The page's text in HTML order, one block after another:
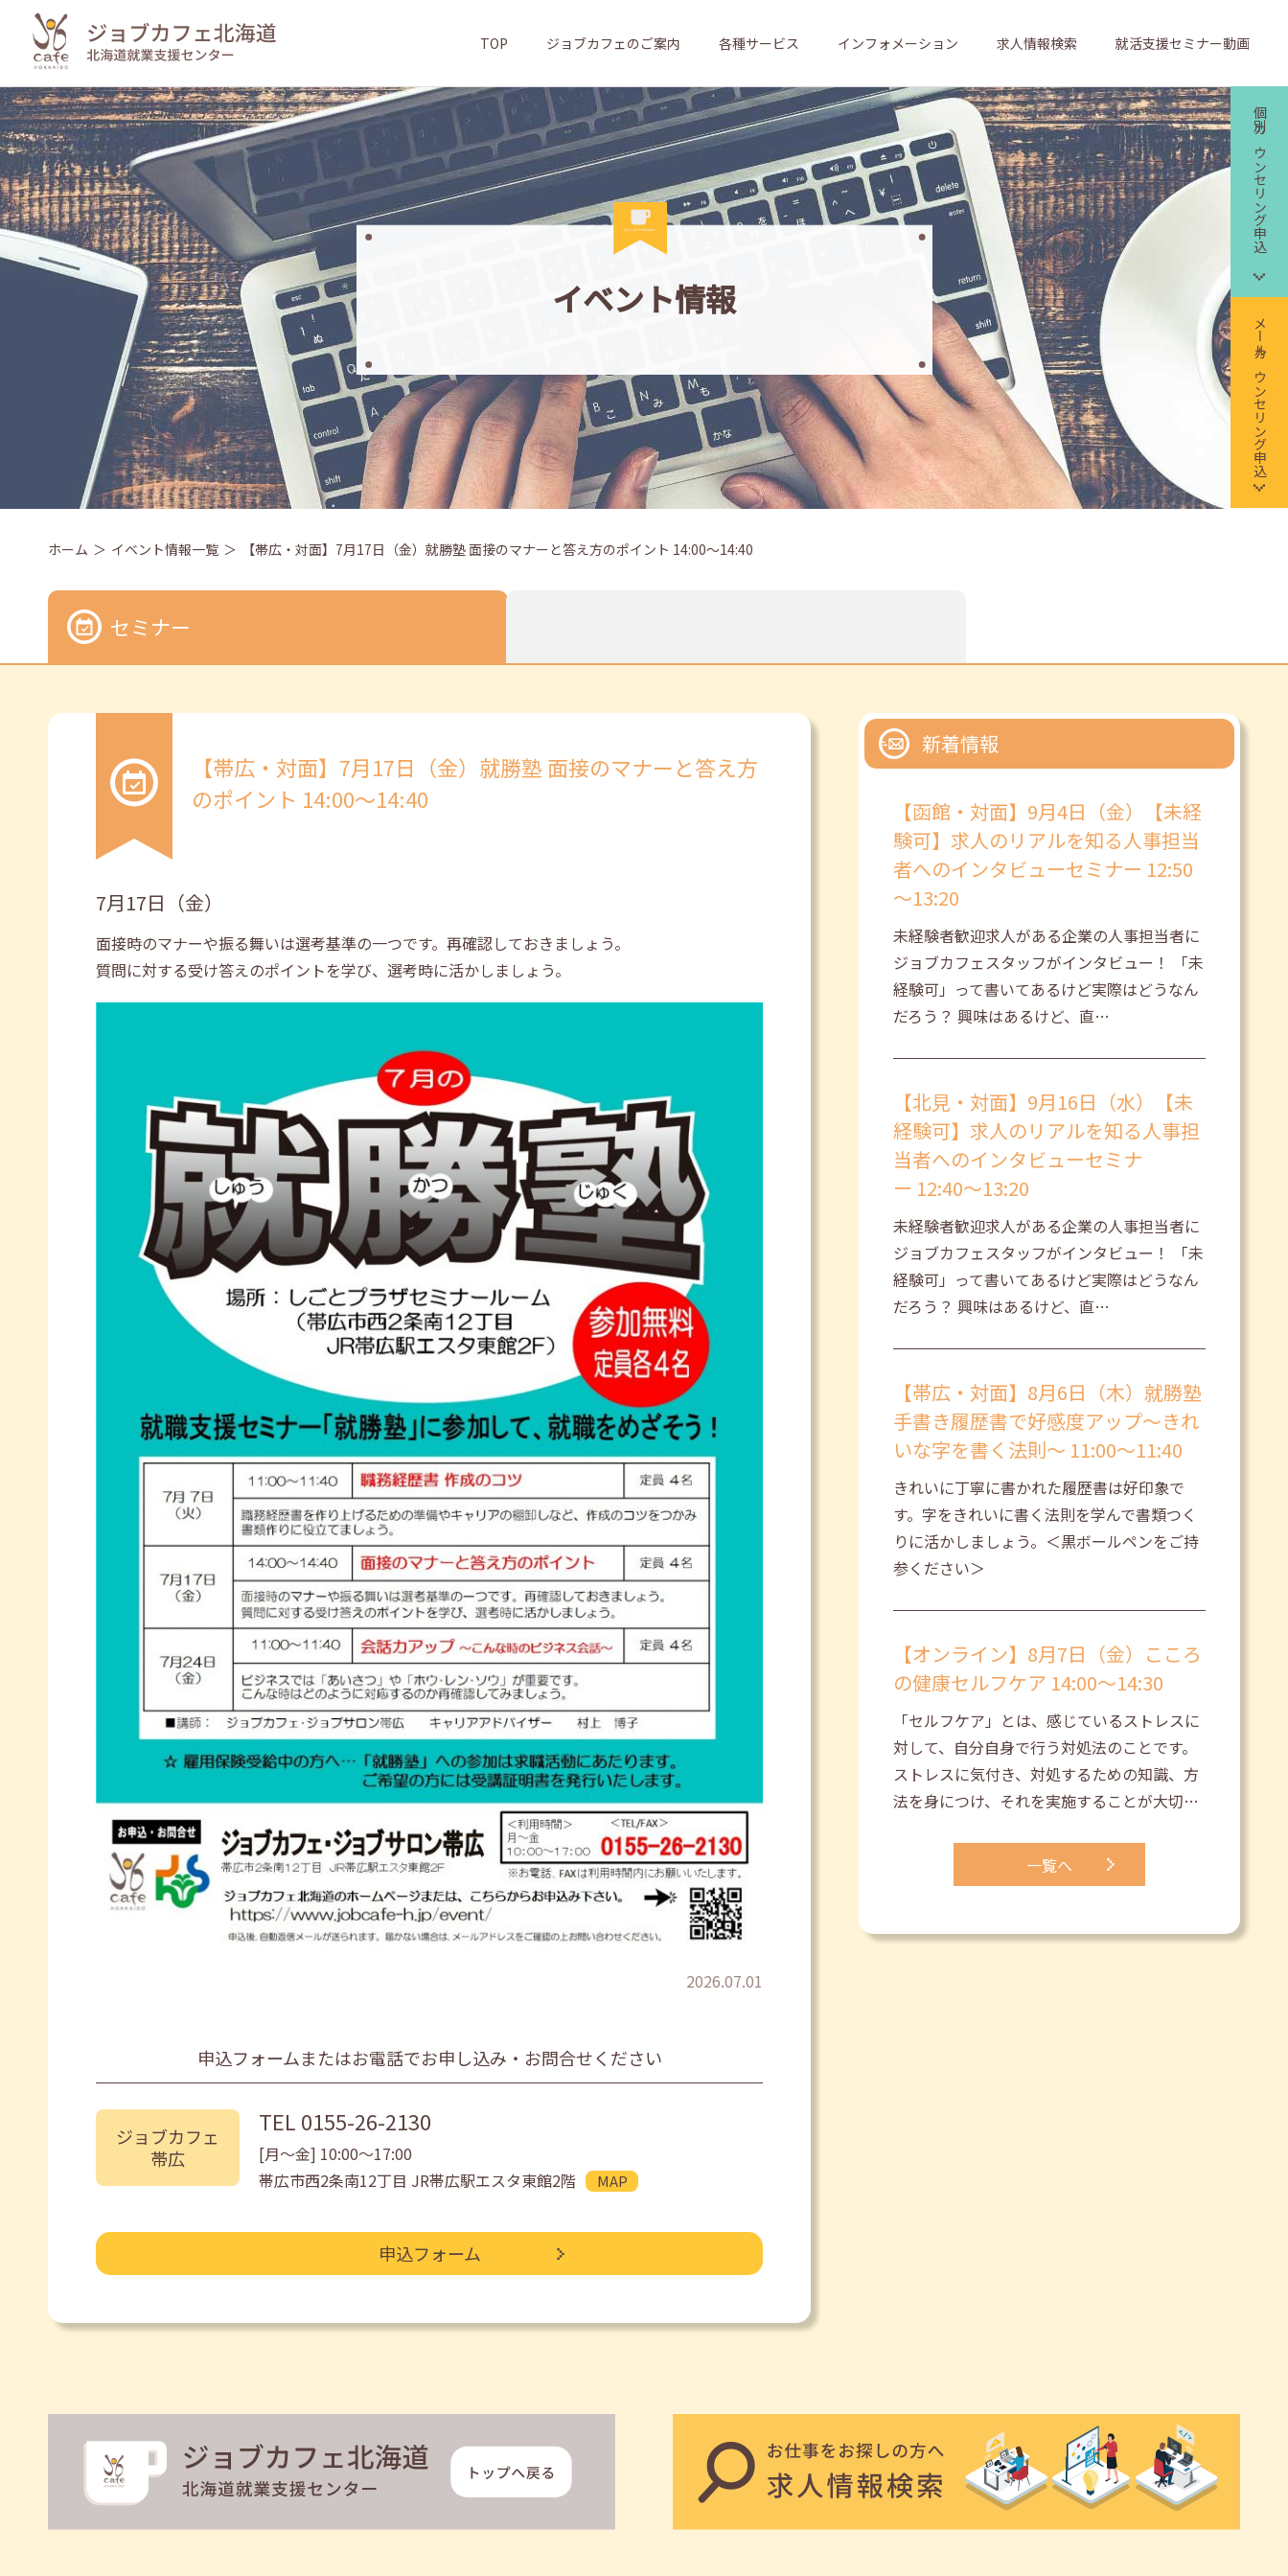
TOP ジョブカフェのご案内 各種サービス インフォメーション 求人情報検索 就活支援セミナー動画
個別カウンセリング申込
メールカウンセリング申込
イベント情報
ホーム イベント情報一覧 【帯広・対面】7月17日（金）就勝塾 面接のマナーと答え方のポイント 14:00～14:40
セミナー
【帯広・対面】7月17日（金）就勝塾 面接のマナーと答え方
のポイント 14:00～14:40
7月17日（金）
面接時のマナーや振る舞いは選考基準の一つです。再確認しておきましょう。
質問に対する受け答えのポイントを学び、選考時に活かしましょう。
2026.07.01
申込フォームまたはお電話でお申し込み・お問合せください
ジョブカフェ
帯広
TEL 0155-26-2130
[月〜金] 10:00〜17:00
帯広市西2条南12丁目 JR帯広駅エスタ東館2階
MAP
申込フォーム
新着情報
【函館・対面】9月4日（金）【未経
験可】求人のリアルを知る人事担当
者へのインタビューセミナー 12:50
～13:20
未経験者歓迎求人がある企業の人事担当者に
ジョブカフェスタッフがインタビュー！ 「未
経験可」って書いてあるけど実際はどうなん
だろう？ 興味はあるけど、直…
【北見・対面】9月16日（水）【未
経験可】求人のリアルを知る人事担
当者へのインタビューセミナ
ー 12:40～13:20
未経験者歓迎求人がある企業の人事担当者に
ジョブカフェスタッフがインタビュー！ 「未
経験可」って書いてあるけど実際はどうなん
だろう？ 興味はあるけど、直…
【帯広・対面】8月6日（木）就勝塾
手書き履歴書で好感度アップ～きれ
いな字を書く法則～ 11:00～11:40
きれいに丁寧に書かれた履歴書は好印象で
す。字をきれいに書く法則を学んで書類つく
りに活かしましょう。＜黒ボールペンをご持
参ください＞
【オンライン】8月7日（金）こころ
の健康セルフケア 14:00～14:30
「セルフケア」とは、感じているストレスに
対して、自分自身で行う対処法のことです。
ストレスに気付き、対処するための知識、方
法を身につけ、それを実施することが大切…
一覧へ